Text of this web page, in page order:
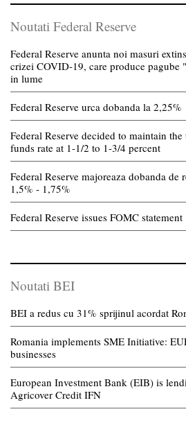
Noutati Federal Reserve
Federal Reserve anunta noi masuri
crizei COVID-19, care produce pagube
in lume
Federal Reserve urca dobanda la 2,25%
Federal Reserve decided to maintain
funds rate at 1-1/2 to 1-3/4 percent
Federal Reserve majoreaza dobanda de
1,5% - 1,75%
Federal Reserve issues FOMC statement
Noutati BEI
BEI a redus cu 31% sprijinul acordat
Romania implements SME Initiative:
businesses
European Investment Bank (EIB) is
Agricover Credit IFN